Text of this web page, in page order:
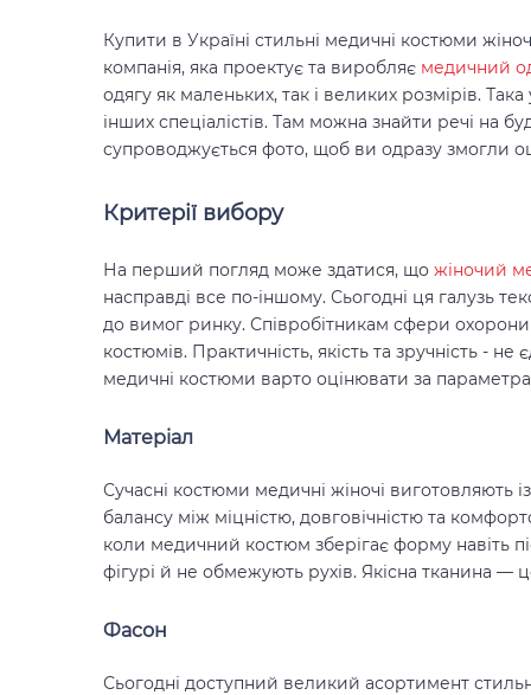
Купити в Україні стильні медичні костюми
компанія, яка проектує та виробляє медичний
одягу як маленьких, так і великих розмірів.
інших спеціалістів. Там можна знайти речі на
супроводжується фото, щоб ви одразу змогли
Критерії вибору
На перший погляд може здатися, що жіночий
насправді все по-іншому. Сьогодні ця галузь
до вимог ринку. Співробітникам сфери
костюмів. Практичність, якість та зручність -
медичні костюми варто оцінювати за
Матеріал
Сучасні костюми медичні жіночі виготовляють
балансу між міцністю, довговічністю та
коли медичний костюм зберігає форму навіть
фігурі й не обмежують рухів. Якісна тканина —
Фасон
Сьогодні доступний великий асортимент